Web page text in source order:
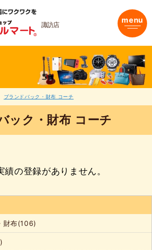
諏訪店 menu
ブランドバック・財布 コーチ
ック・財布 コーチ
績の登録がありません。
財布(106)